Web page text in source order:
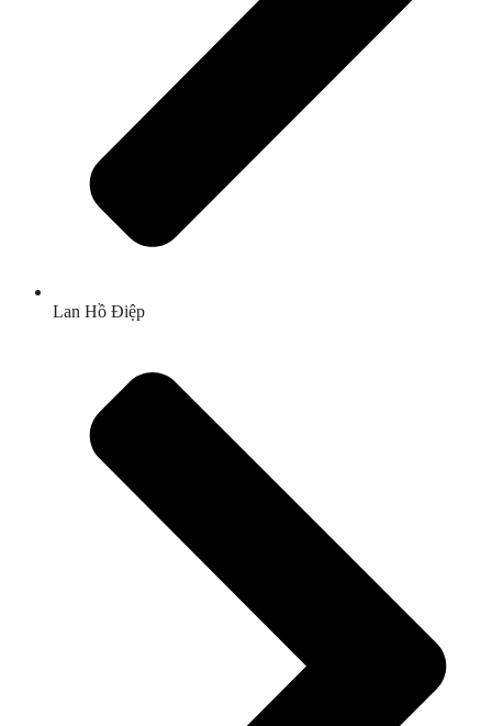
Lan Hồ Điệp